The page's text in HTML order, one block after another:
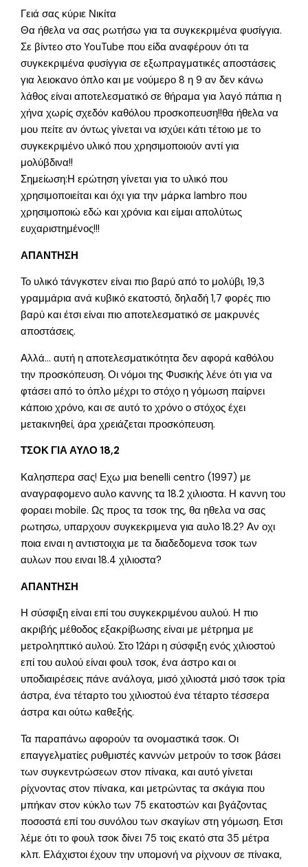
Γειά σας κύριε Νικίτα
Θα ήθελα να σας ρωτήσω για τα συγκεκριμένα φυσίγγια.
Σε βίντεο στο YouTube που είδα αναφέρουν ότι τα
συγκεκριμένα φυσίγγια σε εξωπραγματικές αποστάσεις
για λειοκανο όπλο και με νούμερο 8 η 9 αν δεν κάνω
λάθος είναι αποτελεσματικό σε θήραμα για λαγό πάπια η
χήνα χωρίς σχεδόν καθόλου προσκοπευση!!θα ήθελα να
μου πείτε αν όντως γίνεται να ισχύει κάτι τέτοιο με το
συγκεκριμένο υλικό που χρησιμοποιούν αντί για
μολύβδινα!!
Σημείωση:Η ερώτηση γίνεται για το υλικό που
χρησιμοποιείται και όχι για την μάρκα lambro που
χρησιμοποιώ εδώ και χρόνια και είμαι απολύτως
ευχαριστημένος!!!
ΑΠΑΝΤΗΣΗ
Το υλικό τάνγκστεν είναι πιο βαρύ από το μολύβι, 19,3
γραμμάρια ανά κυβικό εκατοστό, δηλαδή 1,7 φορές πιο
βαρύ και έτσι είναι πιο αποτελεσματικό σε μακρυνές
αποστάσεις.
Αλλά… αυτή η αποτελεσματικότητα δεν αφορά καθόλου
την προσκόπευση. Οι νόμοι της Φυσικής λένε ότι για να
φτάσει από το όπλο μέχρι το στόχο η γόμωση παίρνει
κάποιο χρόνο, και σε αυτό το χρόνο ο στόχος έχει
μετακινηθεί, άρα χρειάζεται προσκόπευση.
ΤΣΟΚ ΓΙΑ ΑΥΛΟ 18,2
Καλησπερα σας! Εχω μια benelli centro (1997) με
αναγραφομενο αυλο καννης τα 18.2 χιλιοστα. Η καννη του
φοραει mobile. Ως προς τα τσοκ της, θα ηθελα να σας
ρωτησω, υπαρχουν συγκεκριμενα για αυλο 18.2? Αν οχι
ποια ειναι η αντιστοιχια με τα διαδεδομενα τσοκ των
αυλων που ειναι 18.4 χιλιοστα?
ΑΠΑΝΤΗΣΗ
Η σύσφιξη είναι επί του συγκεκριμένου αυλού. Η πιο
ακριβής μέθοδος εξακρίβωσης είναι με μέτρημα με
μετροληπτικό αυλού. Στο 12άρι η σύσφιξη ενός χιλιοστού
επί του αυλού είναι φουλ τσοκ, ένα άστρο και οι
υποδιαιρέσεις πάνε ανάλογα, μισό χιλιοστά μισό τσοκ τρία
άστρα, ένα τέταρτο του χιλιοστού ένα τέταρτο τέσσερα
άστρα και ούτω καθεξής.
Τα παραπάνω αφορούν τα ονομαστικά τσοκ. Οι
επαγγελματίες ρυθμιστές καννών μετρούν το τσοκ βάσει
των συγκεντρώσεων στον πίνακα, και αυτό γίνεται
ρίχνοντας στον πίνακα, και μετρώντας τα σκάγια που
μπήκαν στον κύκλο των 75 εκατοστών και βγάζοντας
ποσοστά επί του συνόλου των σκαγίων στη γόμωση. Ετσι
λέμε ότι το φουλ τσοκ δίνει 75 τοις εκατό στα 35 μέτρα
κλπ. Ελάχιστοι έχουν την υπομονή να ρίχνουν σε πίνακα,